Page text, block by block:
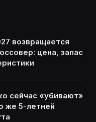
возвращается
цена, запас
сейчас «убивают»
же 5-летней